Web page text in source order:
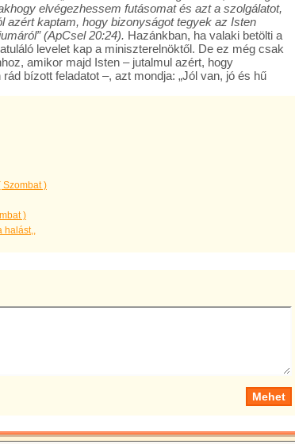
elvégezhessem futásomat és azt a szolgálatot,
azért kaptam, hogy bizonyságot tegyek az Isten
(ApCsel 20:24). Hazánkban, ha valaki betölti a
levelet kap a miniszterelnöktől. De ez még csak
amikor majd Isten – jutalmul azért, hogy
bízott feladatot –, azt mondja: „Jól van, jó és hű
Szombat )
)
halást,,